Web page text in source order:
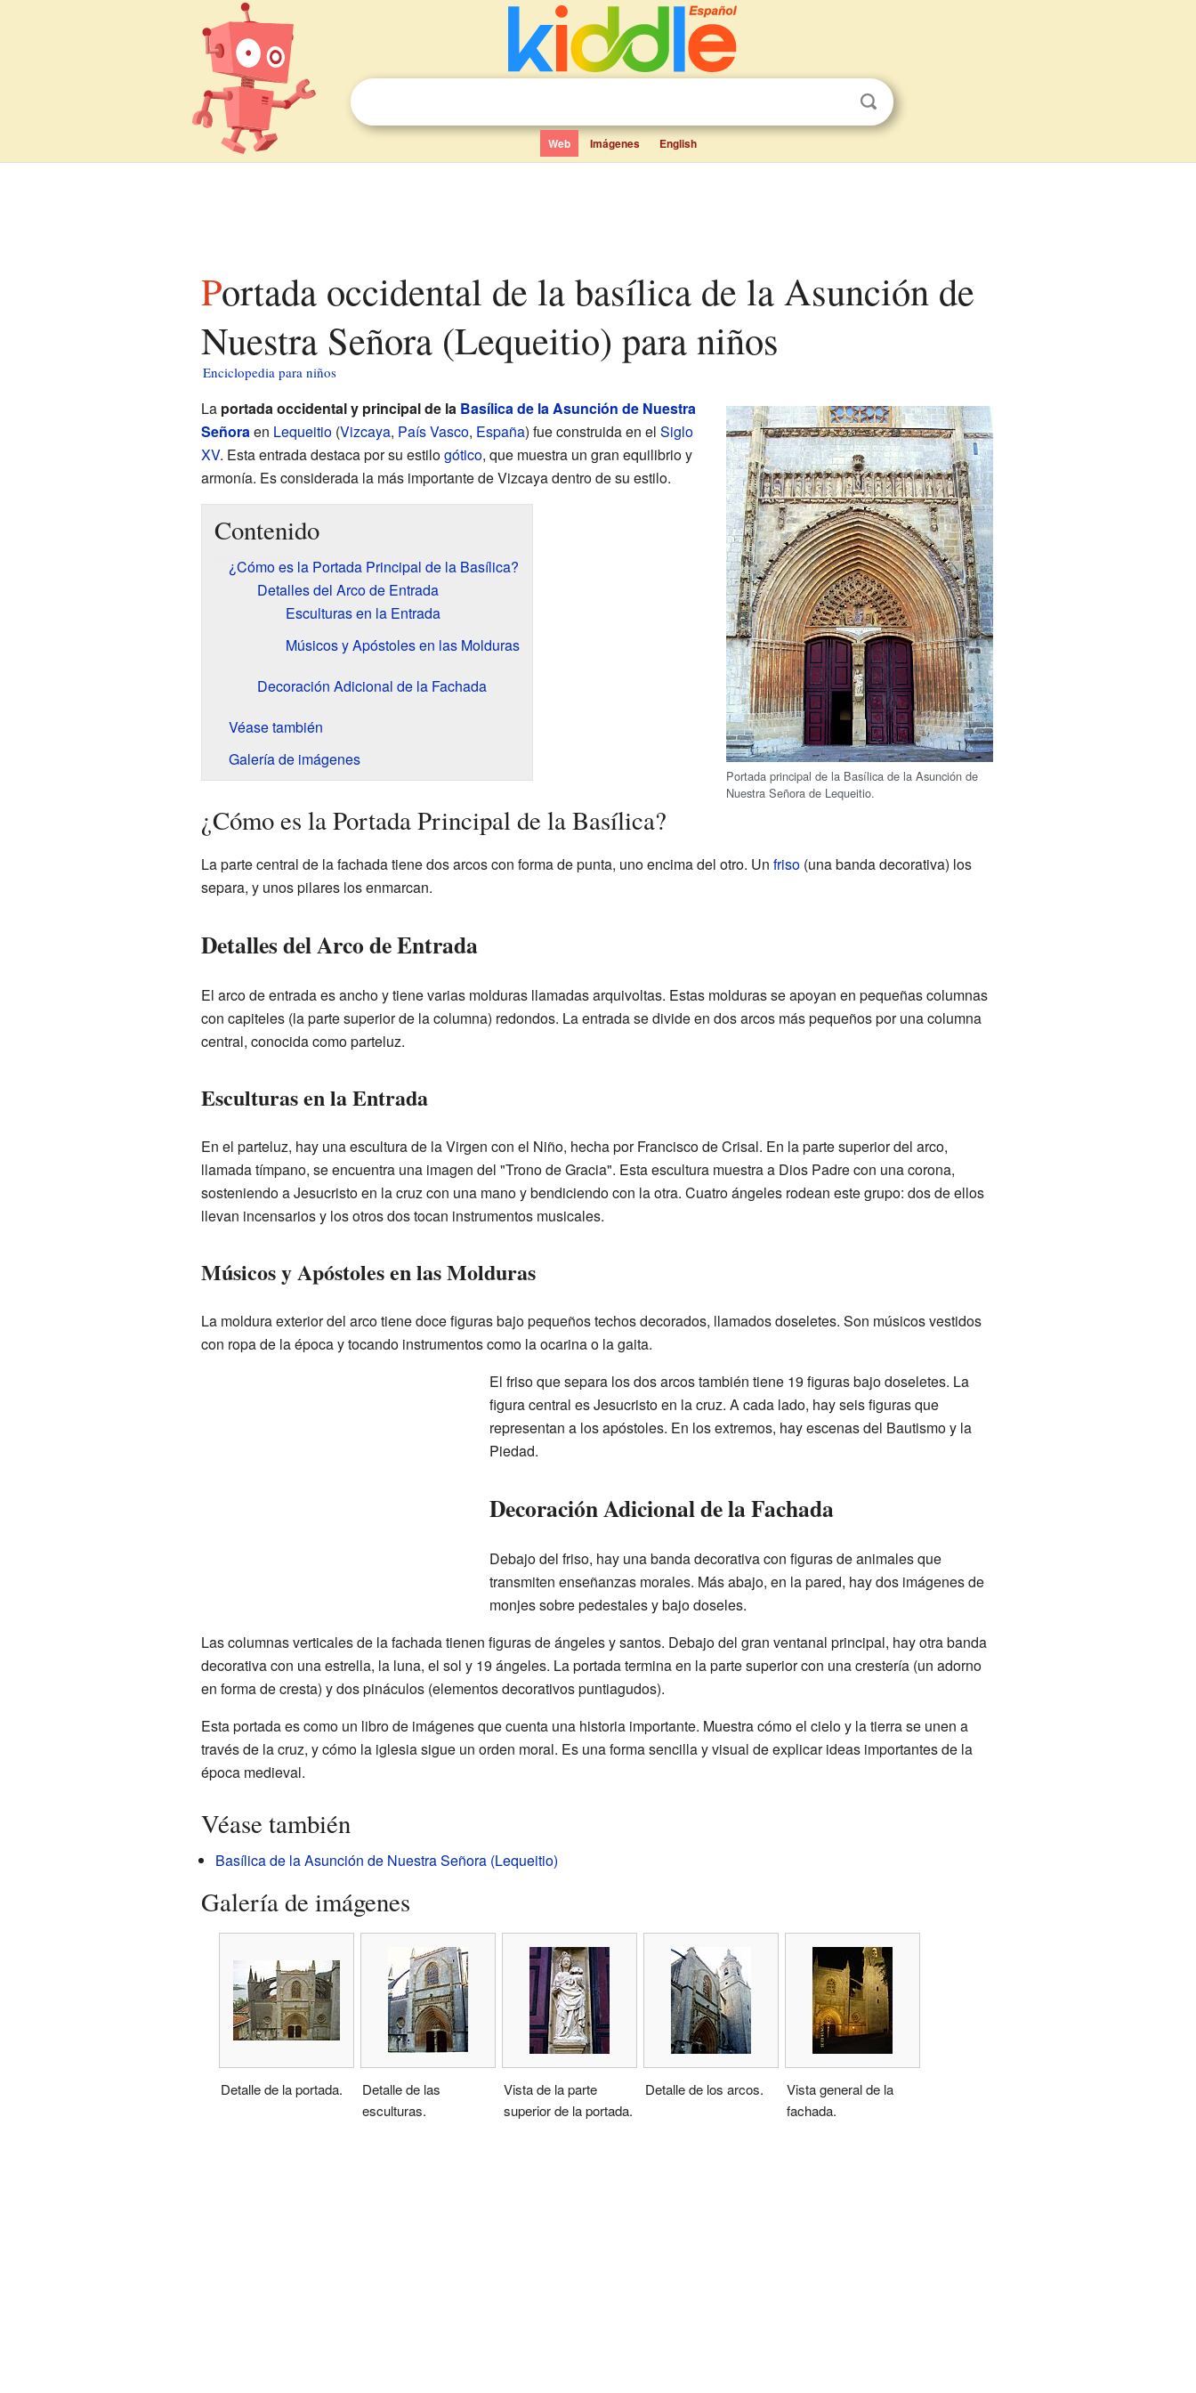
Web Imágenes English
Portada occidental de la basílica de la Asunción de
Nuestra Señora (Lequeitio) para niños
Enciclopedia para niños
Portada principal de la Basílica de la Asunción de
Nuestra Señora de Lequeitio.
La portada occidental y principal de la Basílica de la Asunción de Nuestra
Señoraen Lequeitio(Vizcaya, País Vasco, España) fue construida en el Siglo
XV. Esta entrada destaca por su estilogótico, que muestra un gran equilibrio y
armonía. Es considerada la más importante de Vizcaya dentro de su estilo.
Contenido
¿Cómo es la Portada Principal de la Basílica?
Detalles del Arco de Entrada
Esculturas en la Entrada
Músicos y Apóstoles en las Molduras
Decoración Adicional de la Fachada
Véase también
Galería de imágenes
¿Cómo es la Portada Principal de la Basílica?
La parte central de la fachada tiene dos arcos con forma de punta, uno encima del otro. Un friso(una banda decorativa) los
separa, y unos pilares los enmarcan.
Detalles del Arco de Entrada
El arco de entrada es ancho y tiene varias molduras llamadas arquivoltas. Estas molduras se apoyan en pequeñas columnas
con capiteles (la parte superior de la columna) redondos. La entrada se divide en dos arcos más pequeños por una columna
central, conocida como parteluz.
Esculturas en la Entrada
En el parteluz, hay una escultura de la Virgen con el Niño, hecha por Francisco de Crisal. En la parte superior del arco,
llamada tímpano, se encuentra una imagen del "Trono de Gracia". Esta escultura muestra a Dios Padre con una corona,
sosteniendo a Jesucristo en la cruz con una mano y bendiciendo con la otra. Cuatro ángeles rodean este grupo: dos de ellos
llevan incensarios y los otros dos tocan instrumentos musicales.
Músicos y Apóstoles en las Molduras
La moldura exterior del arco tiene doce figuras bajo pequeños techos decorados, llamados doseletes. Son músicos vestidos
con ropa de la época y tocando instrumentos como la ocarina o la gaita.
El friso que separa los dos arcos también tiene 19 figuras bajo doseletes. La
figura central es Jesucristo en la cruz. A cada lado, hay seis figuras que
representan a los apóstoles. En los extremos, hay escenas del Bautismo y la
Piedad.
Decoración Adicional de la Fachada
Debajo del friso, hay una banda decorativa con figuras de animales que
transmiten enseñanzas morales. Más abajo, en la pared, hay dos imágenes de
monjes sobre pedestales y bajo doseles.
Las columnas verticales de la fachada tienen figuras de ángeles y santos. Debajo del gran ventanal principal, hay otra banda
decorativa con una estrella, la luna, el sol y 19 ángeles. La portada termina en la parte superior con una crestería (un adorno
en forma de cresta) y dos pináculos (elementos decorativos puntiagudos).
Esta portada es como un libro de imágenes que cuenta una historia importante. Muestra cómo el cielo y la tierra se unen a
través de la cruz, y cómo la iglesia sigue un orden moral. Es una forma sencilla y visual de explicar ideas importantes de la
época medieval.
Véase también
Basílica de la Asunción de Nuestra Señora (Lequeitio)
Galería de imágenes
Detalle de la portada.
Detalle de las
esculturas.
Vista de la parte
superior de la portada.
Detalle de los arcos.
Vista general de la
fachada.